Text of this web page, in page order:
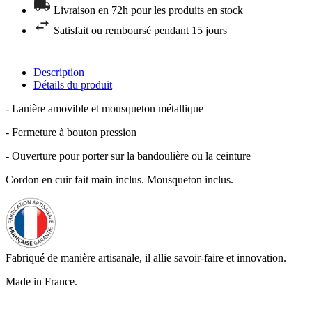
Livraison en 72h pour les produits en stock
Satisfait ou remboursé pendant 15 jours
Description
Détails du produit
- Lanière amovible et mousqueton métallique
- Fermeture à bouton pression
- Ouverture pour porter sur la bandoulière ou la ceinture
Cordon en cuir fait main inclus. Mousqueton inclus.
Fabriqué de manière artisanale, il allie savoir-faire et innovation.
Made in France.